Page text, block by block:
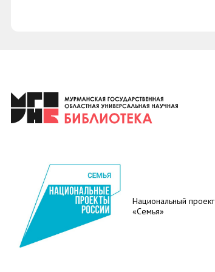
Национальный проект
«Семья»